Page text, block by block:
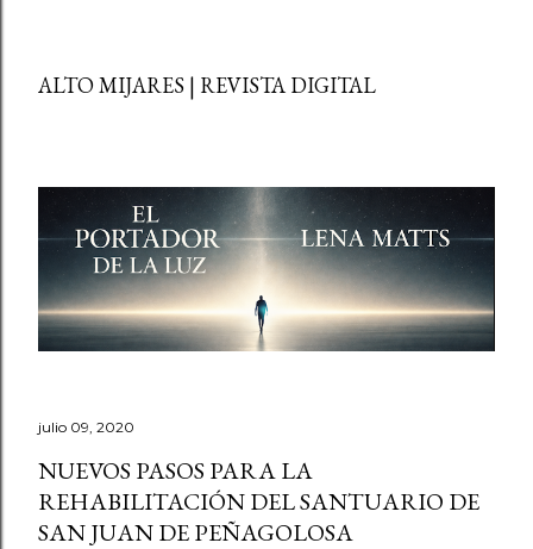
ALTO MIJARES | REVISTA DIGITAL
julio 09, 2020
NUEVOS PASOS PARA LA
REHABILITACIÓN DEL SANTUARIO DE
SAN JUAN DE PEÑAGOLOSA